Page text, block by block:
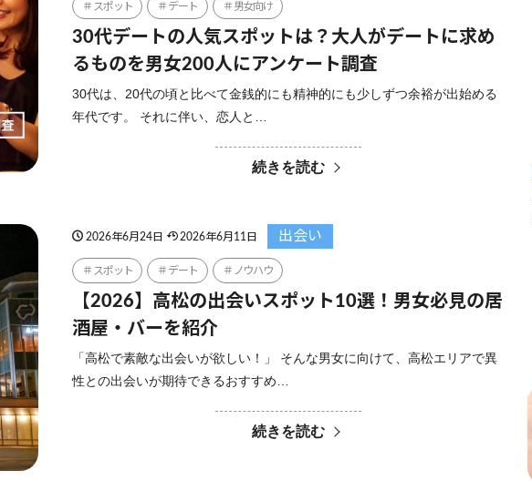
スポット デート 男女向け
30代デートの人気スポットは？大人がデートに求め
るものを男女200人にアンケート調査
30代は、20代の頃と比べて金銭的にも精神的にも少しずつ余裕が出始める
年代です。 それに伴い、恋人と…
続きを読む
2026年6月24日 2026年6月11日 出会い
スポット デート ノウハウ
【2026】高松の出会いスポット10選！男女必見の居
酒屋・バーを紹介
「高松で素敵な出会いが欲しい！」 そんな男女に向けて、高松エリアで異
性との出会いが期待できるおすすめ…
続きを読む